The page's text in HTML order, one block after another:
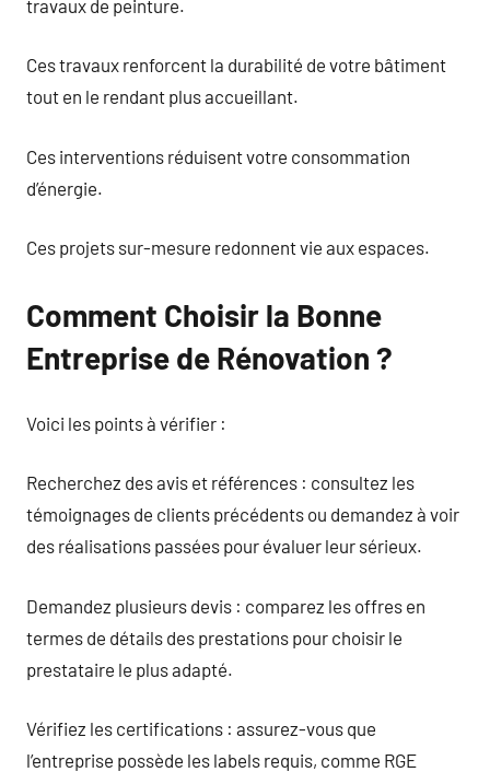
travaux de peinture.
Ces travaux renforcent la durabilité de votre bâtiment
tout en le rendant plus accueillant.
Ces interventions réduisent votre consommation
d’énergie.
Ces projets sur-mesure redonnent vie aux espaces.
Comment Choisir la Bonne
Entreprise de Rénovation ?
Voici les points à vérifier :
Recherchez des avis et références : consultez les
témoignages de clients précédents ou demandez à voir
des réalisations passées pour évaluer leur sérieux.
Demandez plusieurs devis : comparez les offres en
termes de détails des prestations pour choisir le
prestataire le plus adapté.
Vérifiez les certifications : assurez-vous que
l’entreprise possède les labels requis, comme RGE